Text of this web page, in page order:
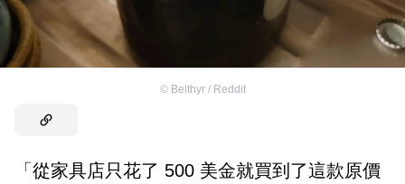
© Beithyr / Reddit
「從家具店只花了 500 美金就買到了這款原價